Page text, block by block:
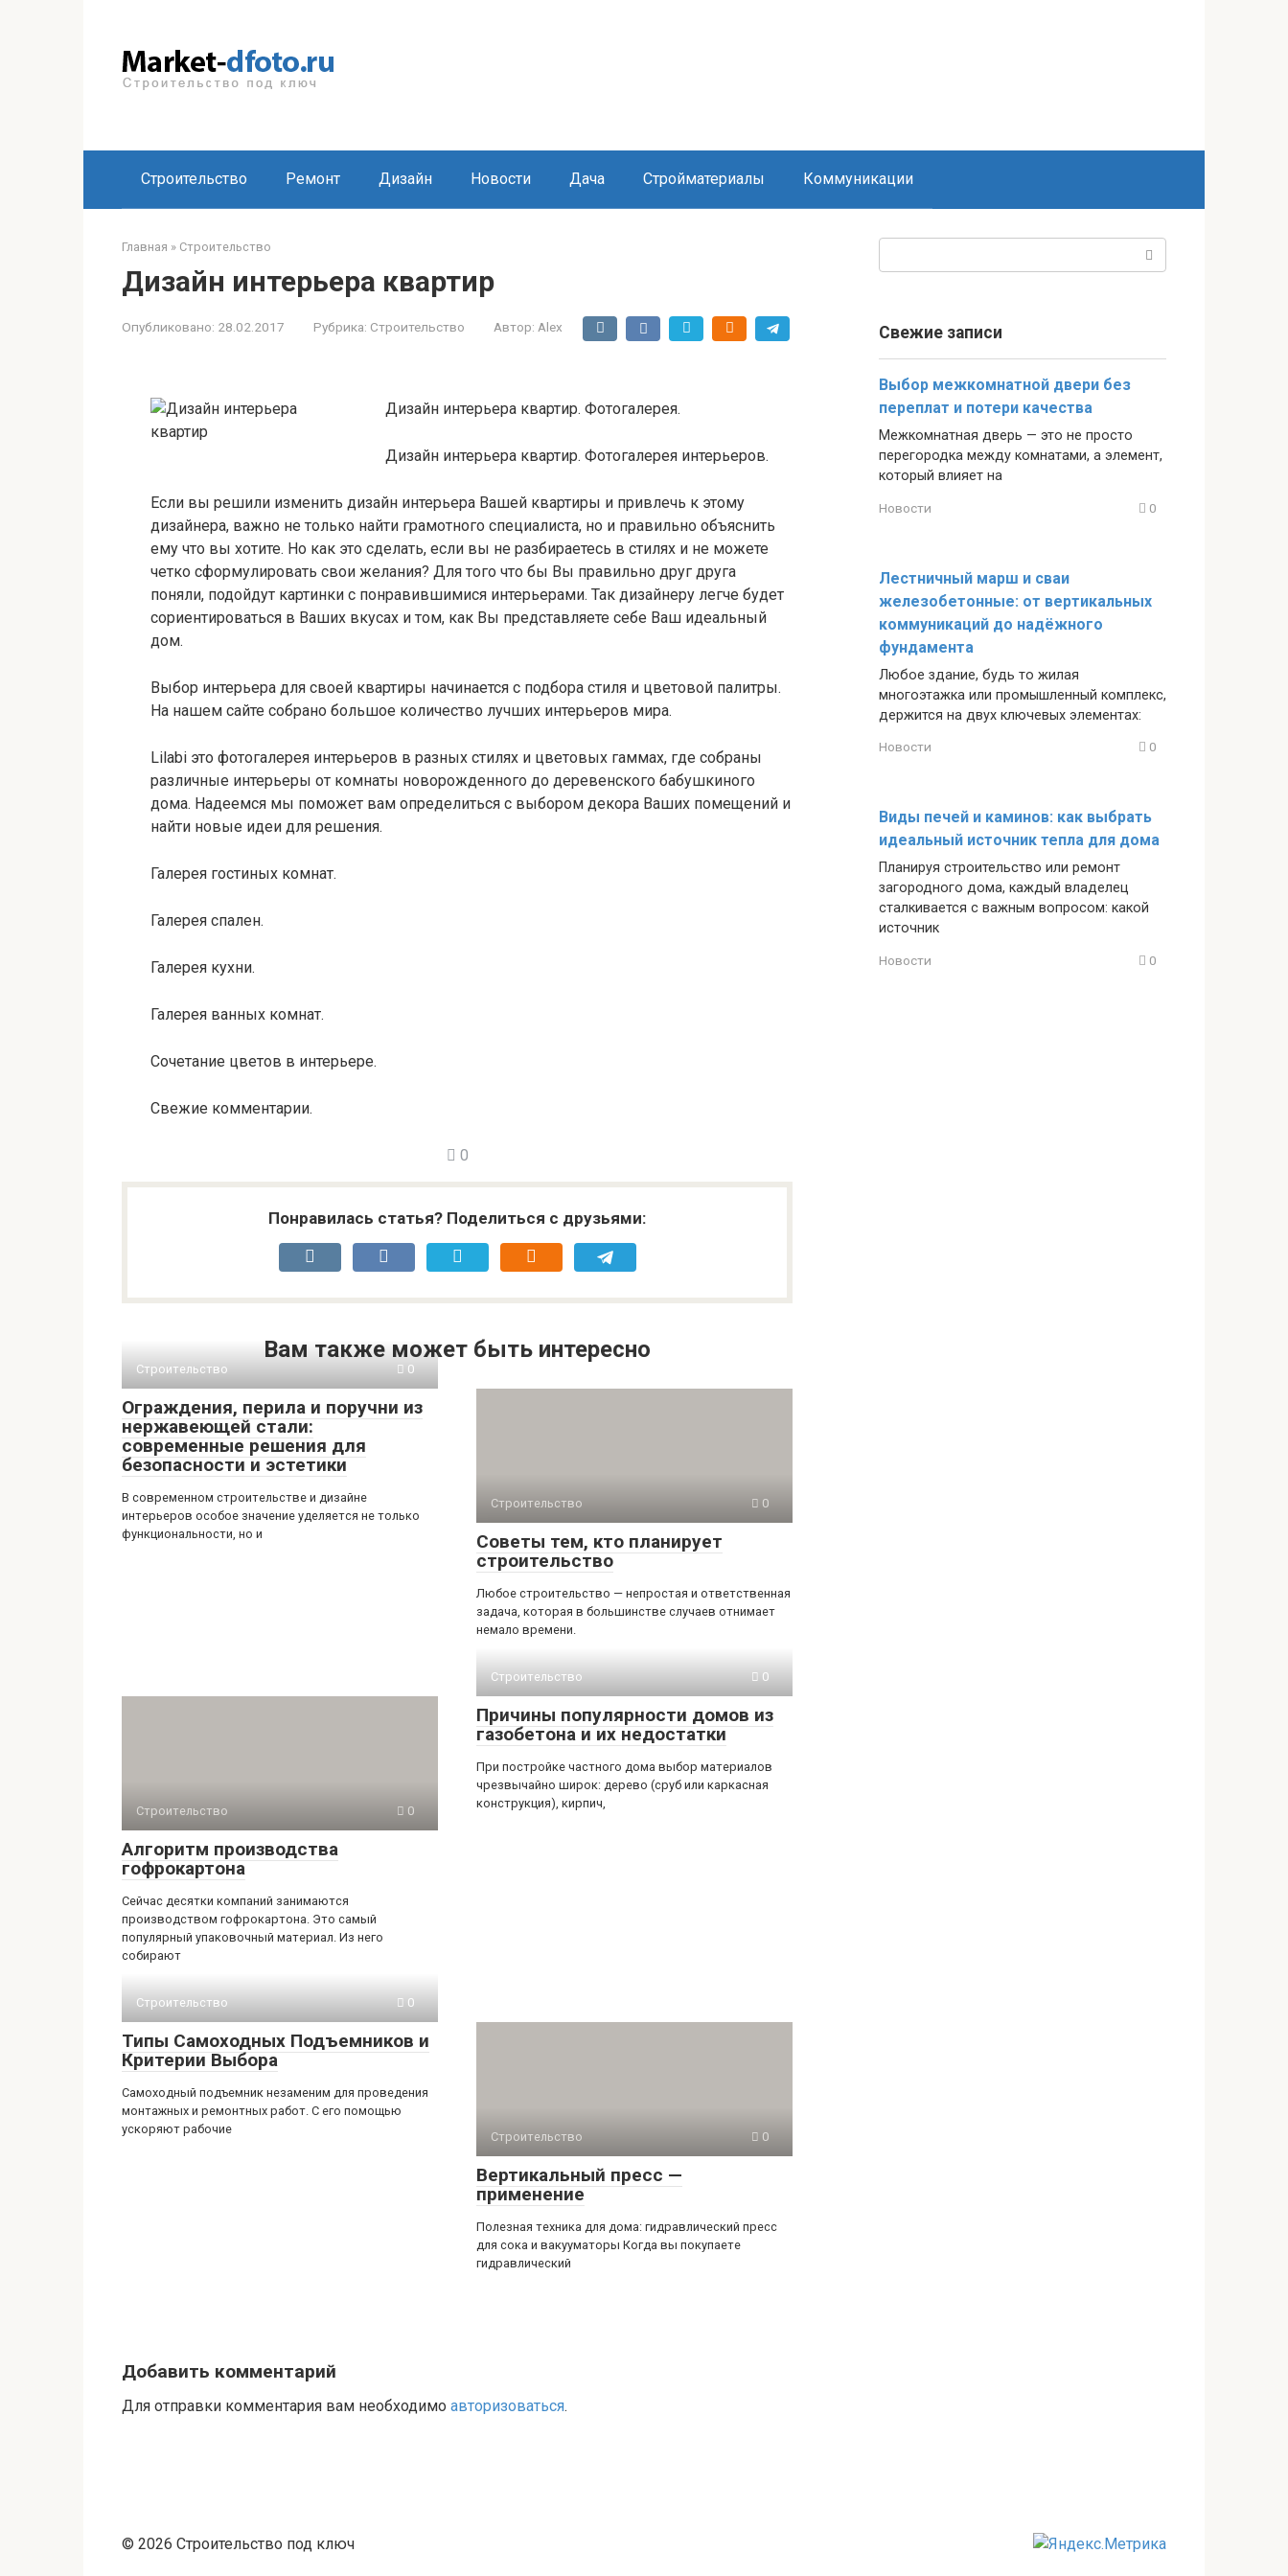
Строительство Ремонт Дизайн Новости Дача Стройматериалы Коммуникации
Главная » Строительство
Дизайн интерьера квартир
Опубликовано: 28.02.2017 Рубрика: Строительство Автор: Alex
Дизайн интерьера квартир. Фотогалерея.
Дизайн интерьера квартир. Фотогалерея интерьеров.
Если вы решили изменить дизайн интерьера Вашей квартиры и привлечь к этому
дизайнера, важно не только найти грамотного специалиста, но и правильно объяснить
ему что вы хотите. Но как это сделать, если вы не разбираетесь в стилях и не можете
четко сформулировать свои желания? Для того что бы Вы правильно друг друга
поняли, подойдут картинки с понравившимися интерьерами. Так дизайнеру легче будет
сориентироваться в Ваших вкусах и том, как Вы представляете себе Ваш идеальный
дом.
Выбор интерьера для своей квартиры начинается с подбора стиля и цветовой палитры.
На нашем сайте собрано большое количество лучших интерьеров мира.
Lilabi это фотогалерея интерьеров в разных стилях и цветовых гаммах, где собраны
различные интерьеры от комнаты новорожденного до деревенского бабушкиного
дома. Надеемся мы поможет вам определиться с выбором декора Ваших помещений и
найти новые идеи для решения.
Галерея гостиных комнат.
Галерея спален.
Галерея кухни.
Галерея ванных комнат.
Сочетание цветов в интерьере.
Свежие комментарии.
0
Понравилась статья? Поделиться с друзьями:
Вам также может быть интересно
Строительство 0
Ограждения, перила и поручни из
нержавеющей стали:
современные решения для
безопасности и эстетики
В современном строительстве и дизайне
интерьеров особое значение уделяется не только
функциональности, но и
Строительство 0
Советы тем, кто планирует
строительство
Любое строительство — непростая и ответственная
задача, которая в большинстве случаев отнимает
немало времени.
Строительство 0
Алгоритм производства
гофрокартона
Сейчас десятки компаний занимаются
производством гофрокартона. Это самый
популярный упаковочный материал. Из него
собирают
Строительство 0
Причины популярности домов из
газобетона и их недостатки
При постройке частного дома выбор материалов
чрезвычайно широк: дерево (сруб или каркасная
конструкция), кирпич,
Строительство 0
Типы Самоходных Подъемников и
Критерии Выбора
Самоходный подъемник незаменим для проведения
монтажных и ремонтных работ. С его помощью
ускоряют рабочие
Строительство 0
Вертикальный пресс —
применение
Полезная техника для дома: гидравлический пресс
для сока и вакууматоры Когда вы покупаете
гидравлический
Добавить комментарий
Для отправки комментария вам необходимо авторизоваться.
Свежие записи
Выбор межкомнатной двери без
переплат и потери качества
Межкомнатная дверь — это не просто
перегородка между комнатами, а элемент,
который влияет на
Новости 0
Лестничный марш и сваи
железобетонные: от вертикальных
коммуникаций до надёжного
фундамента
Любое здание, будь то жилая
многоэтажка или промышленный комплекс,
держится на двух ключевых элементах:
Новости 0
Виды печей и каминов: как выбрать
идеальный источник тепла для дома
Планируя строительство или ремонт
загородного дома, каждый владелец
сталкивается с важным вопросом: какой
источник
Новости 0
© 2026 Строительство под ключ